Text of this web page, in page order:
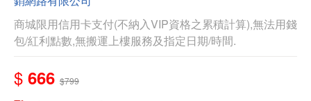
商城限用信用卡支付(不納入VIP資格之累積計算),無法用錢
包/紅利點數,無搬運上樓服務及指定日期/時間.
$ 666 $799